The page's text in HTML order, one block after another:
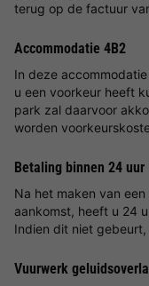
terug op de factuur
Accommodatie 4B2
In deze
u een voorkeur heeft
park zal daarvoor
worden
Betaling binnen 24 uur
Na het maken van
aankomst, heeft u 24
Indien dit niet
Vuurwerk